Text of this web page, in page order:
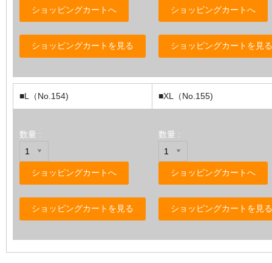
■L（No.154) ■XL（No.155)
数量 : 数量 :